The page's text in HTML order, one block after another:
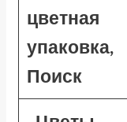
цветная
упаковка,
Поиск